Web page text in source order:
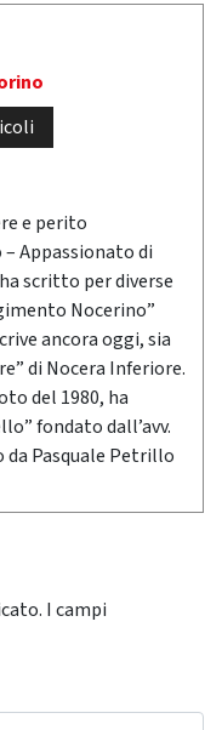
e perito
Appassionato di
scritto per diverse
Nocerino”
ancora oggi, sia
di Nocera Inferiore.
del 1980, ha
fondato dall’avv.
Pasquale Petrillo
I campi